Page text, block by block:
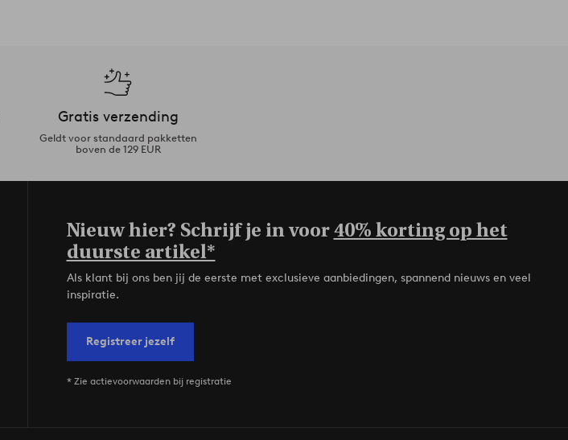
Gratis verzending
Geldt voor standaard pakketten
boven de 129 EUR
Nieuw hier? Schrijf je in voor40% korting op het
duurste artikel*
Als klant bij ons ben jij de eerste met exclusieve aanbiedingen, spannend nieuws en veel
inspiratie.
Registreer jezelf
* Zie actievoorwaarden bij registratie